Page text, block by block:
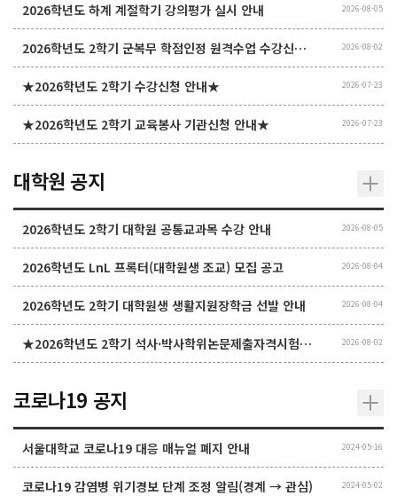
2026학년도 하계 계절학기 강의평가 실시 안내 2026-08-05
2026학년도 2학기 군복무 학점인정 원격수업 수강신청 안내 2026-08-02
★2026학년도 2학기 수강신청 안내★ 2026-07-23
★2026학년도 2학기 교육봉사 기관신청 안내★ 2026-07-23
대학원 공지
2026학년도 2학기 대학원 공통교과목 수강 안내 2026-08-05
2026학년도 LnL 프록터(대학원생 조교) 모집 공고 2026-08-04
2026학년도 2학기 대학원생 생활지원장학금 선발 안내 2026-08-04
★2026학년도 2학기 석사·박사학위논문제출자격시험 시행 계획 알림★ 2026-08-02
코로나19 공지
서울대학교 코로나19 대응 매뉴얼 폐지 안내 2024-05-16
코로나19 감염병 위기경보 단계 조정 알림(경계 → 관심) 2024-05-02